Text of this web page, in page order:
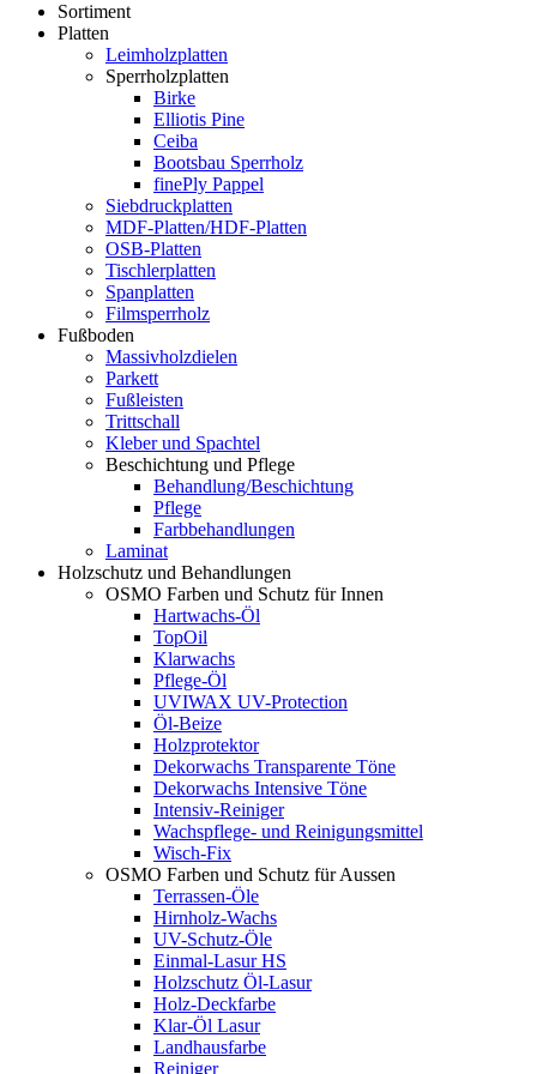
Sortiment
Platten
Leimholzplatten
Sperrholzplatten
Birke
Elliotis Pine
Ceiba
Bootsbau Sperrholz
finePly Pappel
Siebdruckplatten
MDF-Platten/HDF-Platten
OSB-Platten
Tischlerplatten
Spanplatten
Filmsperrholz
Fußboden
Massivholzdielen
Parkett
Fußleisten
Trittschall
Kleber und Spachtel
Beschichtung und Pflege
Behandlung/Beschichtung
Pflege
Farbbehandlungen
Laminat
Holzschutz und Behandlungen
OSMO Farben und Schutz für Innen
Hartwachs-Öl
TopOil
Klarwachs
Pflege-Öl
UVIWAX UV-Protection
Öl-Beize
Holzprotektor
Dekorwachs Transparente Töne
Dekorwachs Intensive Töne
Intensiv-Reiniger
Wachspflege- und Reinigungsmittel
Wisch-Fix
OSMO Farben und Schutz für Aussen
Terrassen-Öle
Hirnholz-Wachs
UV-Schutz-Öle
Einmal-Lasur HS
Holzschutz Öl-Lasur
Holz-Deckfarbe
Klar-Öl Lasur
Landhausfarbe
Reiniger